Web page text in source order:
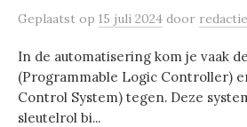
Geplaatst op 15 juli 2024 door redactie
In de automatisering kom je vaak
(Programmable Logic Controller)
Control System) tegen. Deze
sleutelrol bi...